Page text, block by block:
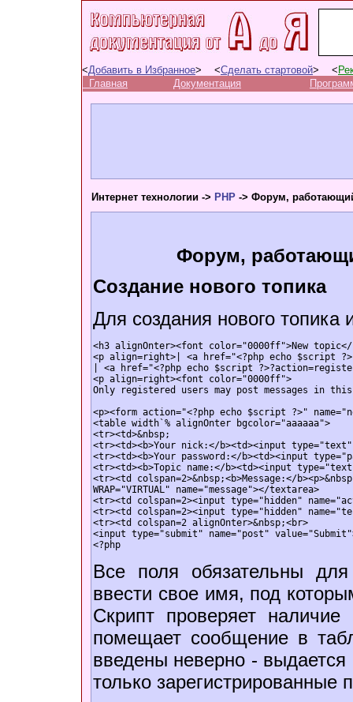
<Добавить в Избранное> <Сделать стартовой> <
Главная
Документация
Интернет технологии -> PHP -> Форум,
Форум,
Создание нового топика
Для создания нового
<h3 alignОnter><font color="0000ff">New topic</
<p align=right>| <a href="<?php echo $script
| <a href="<?php echo $script
<p align=right><font color="0000ff">
Only registered users may post messages in
<p><form action="<?php echo $script ?>"
<table width`% alignОnter bgcolor="aaaaaa">
<tr><td>&nbsp;
<tr><td><b>Your nick:</b><td><input
<tr><td><b>Your password:</b><td><input
<tr><td><b>Topic name:</b><td><input
<tr><td colspan=2>&nbsp;<b>Message:</
WRAP="VIRTUAL" name="message"></textarea>
<tr><td colspan=2><input type="hidden"
<tr><td colspan=2><input type="hidden"
<tr><td colspan=2 alignОnter>&nbsp;<br>
<input type="submit" name="post"
Все поля обязательны
ввести свое имя, под
Скрипт проверяет
помещает сообщение в
введены неверно -
только зарегистрированные